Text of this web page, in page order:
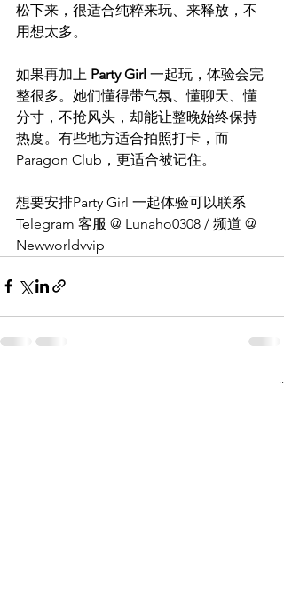
松下来，很适合纯粹来玩、来释放，不
用想太多。
如果再加上 Party Girl 一起玩，体验会完
整很多。她们懂得带气氛、懂聊天、懂
分寸，不抢风头，却能让整晚始终保持
热度。有些地方适合拍照打卡，而
Paragon Club，更适合被记住。
想要安排Party Girl 一起体验可以联系
Telegram 客服 @ Lunaho0308 / 频道 @
Newworldvvip
See All